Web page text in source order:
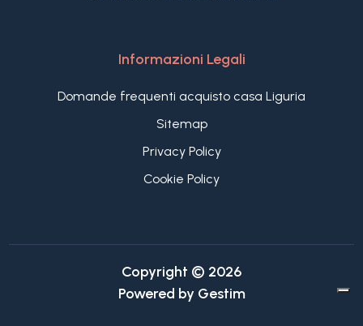
Informazioni Legali
Domande frequenti acquisto casa Liguria
Sitemap
Privacy Policy
Cookie Policy
Copyright © 2026
Powered by Gestim